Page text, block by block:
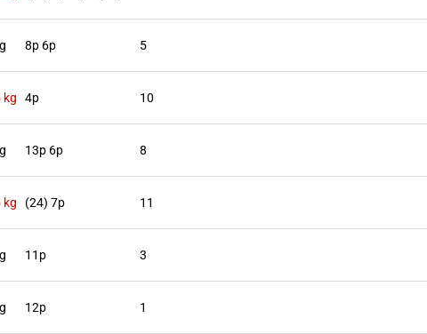
8p 6p 5
kg 4p 10
13p 6p 8
kg (24) 7p 11
11p 3
12p 1